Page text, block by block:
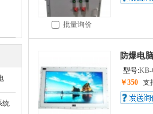
统
批量询价
防爆电
型号:KB-
￥350 支